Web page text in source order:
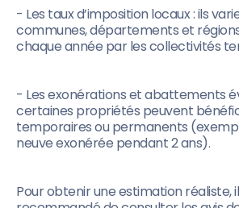
- Les taux d’imposition locaux : ils
communes, départements et
chaque année par les collectivités
- Les exonérations et abattements
certaines propriétés peuvent
temporaires ou permanents
neuve exonérée pendant 2 ans).
Pour obtenir une estimation réaliste,